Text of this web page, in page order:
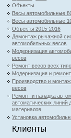
Объекты
Весы автомобильные
Весы автомобильные
Объекты 2015-2016
Демонтаж рычажной
автомобильных весов
Модернизация
весов
Ремонт весов всех
Модернизация и
Производство и
весов
Ремонт и наладка
автоматических линий
материалов
Установка
Клиенты